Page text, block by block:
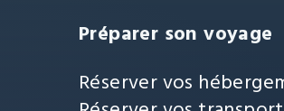
Préparer son voyage
Réserver vos